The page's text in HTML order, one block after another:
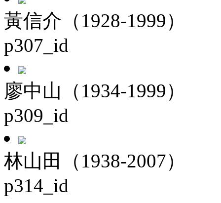
黃信介（1928-1999）
p307_id
廖中山（1934-1999）
p309_id
林山田（1938-2007）
p314_id